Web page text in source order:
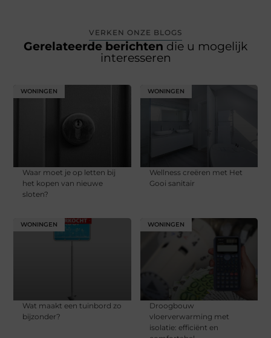
VERKEN ONZE BLOGS
Gerelateerde berichten die u mogelijk
interesseren
WONINGEN
Waar moet je op letten bij
het kopen van nieuwe
sloten?
WONINGEN
Wellness creëren met Het
Gooi sanitair
WONINGEN
Wat maakt een tuinbord zo
bijzonder?
WONINGEN
Droogbouw
vloerverwarming met
isolatie: efficiënt en